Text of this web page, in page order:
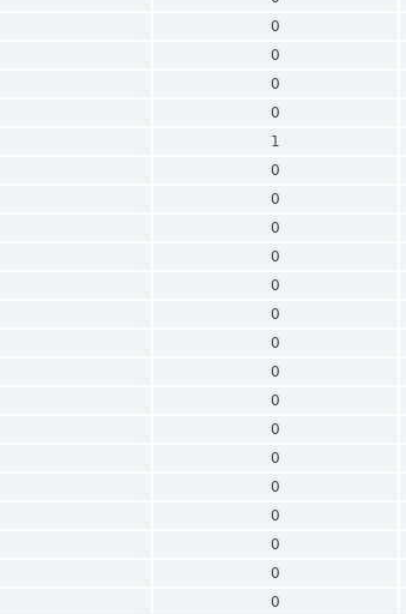
0
0
0
0
1
0
0
0
0
0
0
0
0
0
0
0
0
0
0
0
0